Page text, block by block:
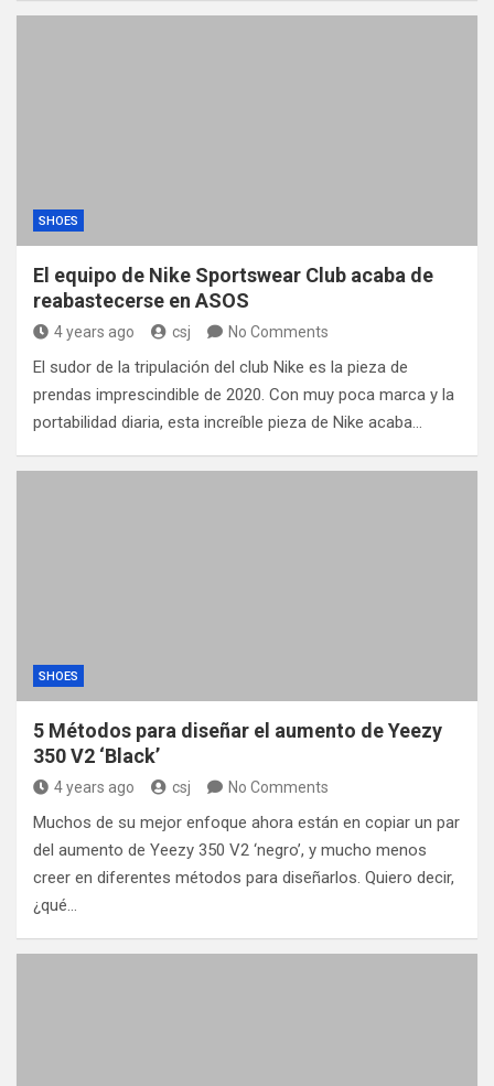
SHOES
El equipo de Nike Sportswear Club acaba de
reabastecerse en ASOS
4 years ago csj No Comments
El sudor de la tripulación del club Nike es la pieza de
prendas imprescindible de 2020. Con muy poca marca y la
portabilidad diaria, esta increíble pieza de Nike acaba…
SHOES
5 Métodos para diseñar el aumento de Yeezy
350 V2 ‘Black’
4 years ago csj No Comments
Muchos de su mejor enfoque ahora están en copiar un par
del aumento de Yeezy 350 V2 ‘negro’, y mucho menos
creer en diferentes métodos para diseñarlos. Quiero decir,
¿qué…